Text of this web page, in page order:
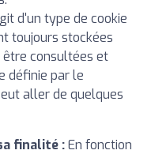
d'un type de cookie
toujours stockées
consultées et
définie par le
aller de quelques
finalité :En fonction